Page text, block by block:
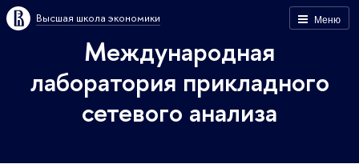
Меню
ысшая школа экономики
Международная
лаборатория прикладного
сетевого анализа